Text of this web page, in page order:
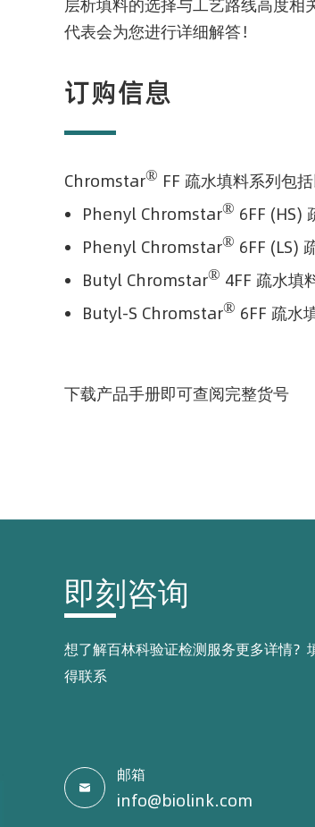
层析填料的选择与工艺路线高度
代表会为您进行详细解答！
订购信息
Chromstar® FF 疏水填料系列包括
Phenyl Chromstar® 6FF (HS)
Phenyl Chromstar® 6FF (LS)
Butyl Chromstar® 4FF 疏水填
Butyl-S Chromstar® 6FF 疏水
下载产品手册即可查阅完整货号
即刻咨询
想了解百林科验证检测服务更多详情？
得联系

邮箱
info@biolink.com